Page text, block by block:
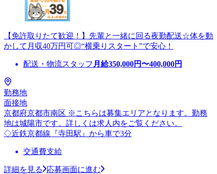
【免許取りたて歓迎！】先輩と一緒に回る夜勤配送☆体を動
かして月収40万円可◎“横乗りスタート”で安心！
配送・物流スタッフ 月給350,000円〜400,000円
勤務地
面接地
京都府京都市南区 ※こちらは募集エリアとなります。勤務
地は城陽市です。詳しくは求人内をご覧ください。
◇近鉄京都線『寺田駅』から車で3分
交通費支給
詳細を見る
応募画面に進む